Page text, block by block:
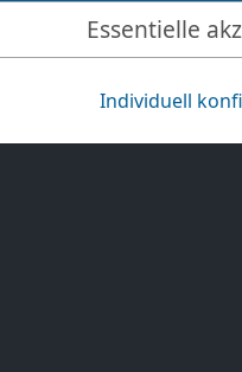
Exklusiv
Genres